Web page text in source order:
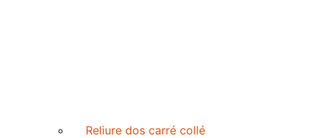
Reliure dos carré collé